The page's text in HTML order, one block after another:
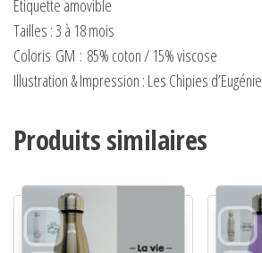
Étiquette amovible
Tailles : 3 à 18 mois
Coloris GM : 85% coton / 15% viscose
Illustration & Impression : Les Chipies d’Eugénie
Produits similaires